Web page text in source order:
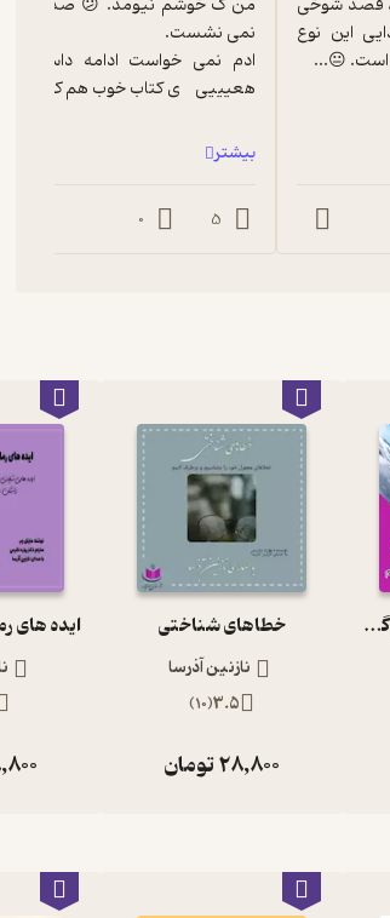
است. 😐...
هعیییی    ی کتاب خوب هم ک اینجا ...
بیشتر
5
0
کنار رود پیدرا نشستم و گریستم خطاهای شناختی
نازنین آذرسا
3.5
(
10
)
28,800تومان